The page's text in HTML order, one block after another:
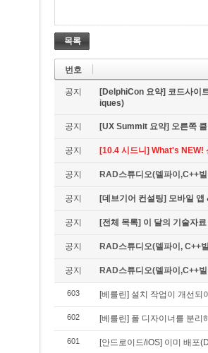
목록
번호
공지
[DelphiCon 요약] 코드사이
iques)
공지 [UX Summit 요약] 오른쪽
공지 [10.4 시드니] What's NEW!
공지 RAD스튜디오(델파이,C++
공지 [데브기어 컨설팅] 모바일
공지 [전체 목록] 이 달의 기술자
공지 RAD스튜디오(델파이, C++
공지 RAD스튜디오(델파이,C++
603 [베를린] 설치 작업이 개선되
602 [베를린] 폴 디자이너를 분리
601 [안드로이드/iOS] 이미 배포